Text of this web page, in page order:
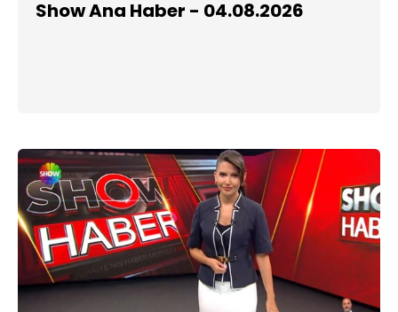
Show Ana Haber - 04.08.2026